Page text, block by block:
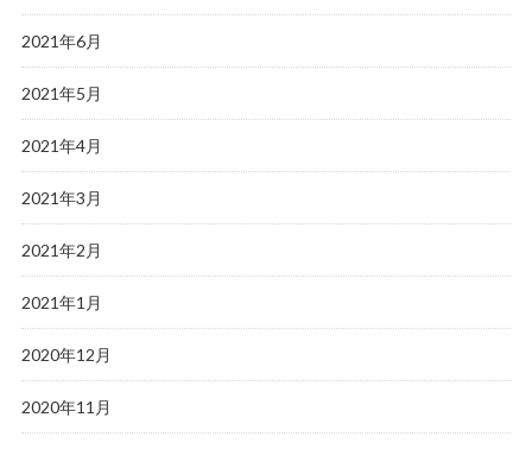
2021年6月
2021年5月
2021年4月
2021年3月
2021年2月
2021年1月
2020年12月
2020年11月